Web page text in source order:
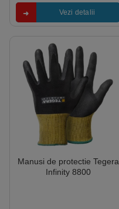
Vezi detalii
Manusi de protectie Tegera
Infinity 8800